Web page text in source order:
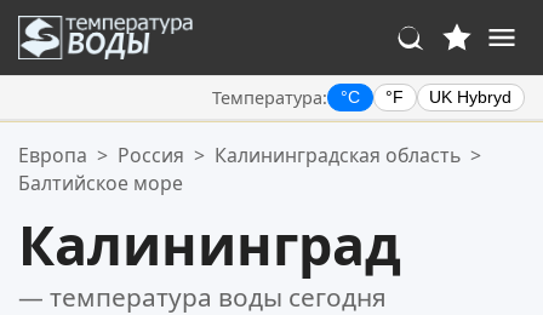
Температура: °C °F UK Hybryd
Ваше избранное:
Ваш список избранного пуст.
Европа > Россия > Калининградская область >
Балтийское море
Калининград
— температура воды сегодня